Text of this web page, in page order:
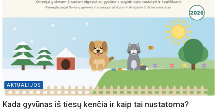
AKTUALIJOS
Kada gyvūnas iš tiesų kenčia ir kaip tai nustatoma?